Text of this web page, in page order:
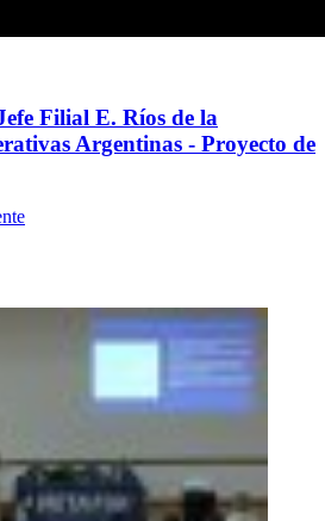
Filial E. Ríos de la
Argentinas - Proyecto de